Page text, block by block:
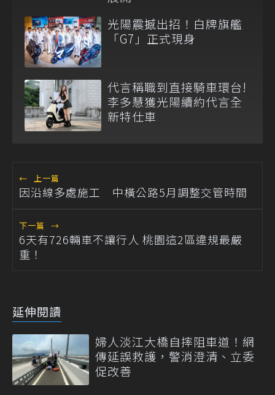
光陽震撼出招！白牌旗艦
「G7」正式現身
代言稱職到直接騎車環台!
李多慧獲光陽續約代言全
新特仕車
← 上一篇
因沿線多處施工 中橫公路5月調整交管時間
下一篇 →
6天有726輛車不讓行人 桃園這2區違規最嚴
重！
延伸閱讀
婦人淡江大橋自摔阻車道！網
傳延誤救護，警消澄清、立委
促改善